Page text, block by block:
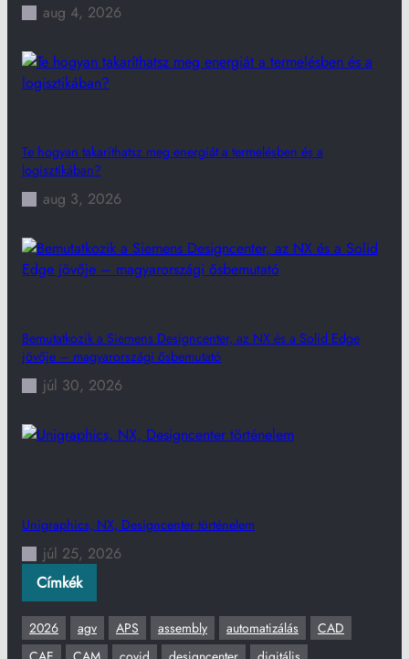
aug 4, 2026
Te hogyan takaríthatsz meg energiát a termelésben és a
logisztikában?
aug 3, 2026
Bemutatkozik a Siemens Designcenter, az NX és a Solid Edge
jövője – magyarországi ősbemutató
júl 30, 2026
Unigraphics, NX, Designcenter történelem
júl 25, 2026
Címkék
2026 agv APS assembly automatizálás
CAD